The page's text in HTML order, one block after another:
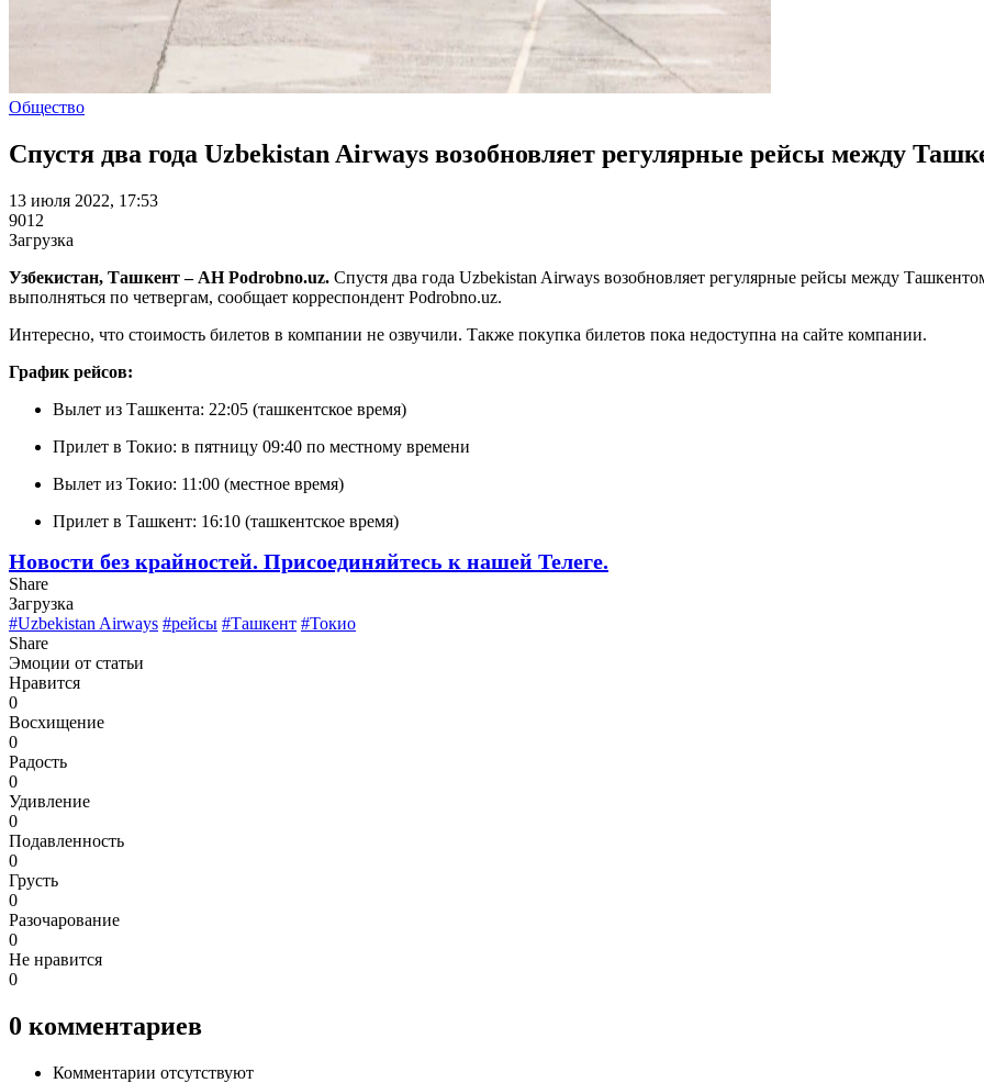
Общество
Спустя два года Uzbekistan Airways возобновляет регулярные рейсы между
13 июля 2022, 17:53
9012
Загрузка
Узбекистан, Ташкент – АН Podrobno.uz. Спустя два года Uzbekistan Airways возобновляет регулярные рейсы между
выполняться по четвергам, сообщает корреспондент Podrobno.uz.
Интересно, что стоимость билетов в компании не озвучили. Также покупка билетов пока недоступна на сайте компании.
График рейсов:
Вылет из Ташкента: 22:05 (ташкентское время)
Прилет в Токио: в пятницу 09:40 по местному времени
Вылет из Токио: 11:00 (местное время)
Прилет в Ташкент: 16:10 (ташкентское время)
Новости без крайностей. Присоединяйтесь к нашей Телеге.
Share
Загрузка
#Uzbekistan Airways #рейсы #Ташкент #Токио
Share
Эмоции от статьи
Нравится
0
Восхищение
0
Радость
0
Удивление
0
Подавленность
0
Грусть
0
Разочарование
0
Не нравится
0
0 комментариев
Комментарии отсутствуют